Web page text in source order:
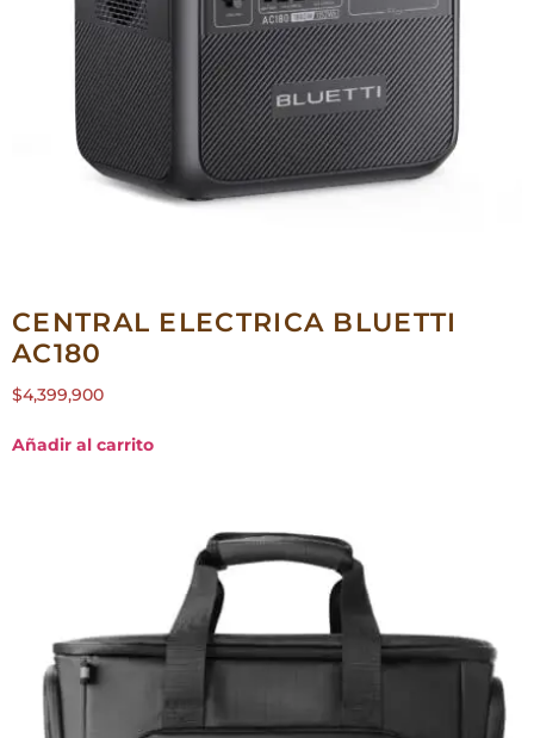
CENTRAL ELECTRICA BLUETTI
AC180
$4,399,900
Añadir al carrito